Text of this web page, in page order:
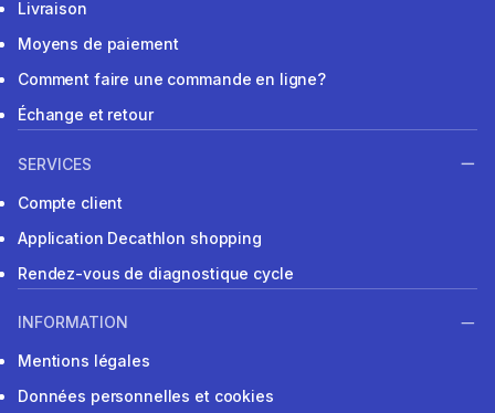
Livraison
Moyens de paiement
Comment faire une commande en ligne?
Échange et retour
SERVICES
Compte client
Application Decathlon shopping
Rendez-vous de diagnostique cycle
INFORMATION
Mentions légales
Données personnelles et cookies